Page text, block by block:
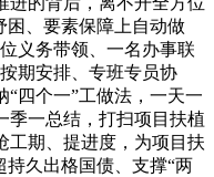
困、要素保障上自动做
义务带领、一名办事联
期安排、专班专员协
四个一”工做法，一天一
季一总结，打扫项目扶植
工期、提进度，为项目扶
持久出格国债、支撑“两